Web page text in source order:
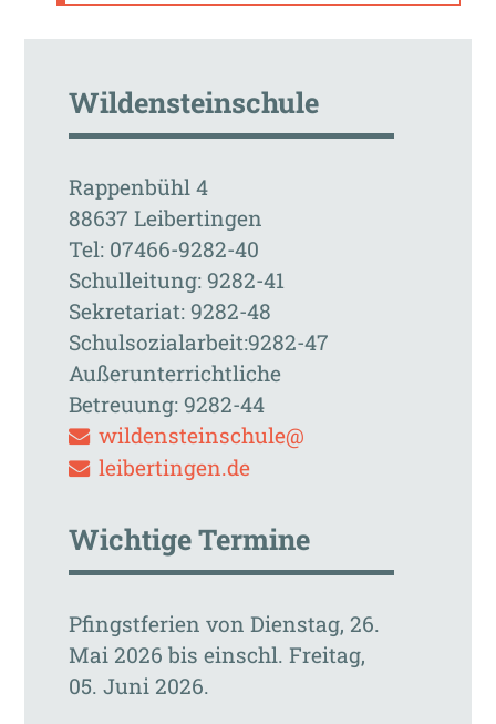
Wildensteinschule
Rappenbühl 4
88637 Leibertingen
Tel: 07466-9282-40
Schulleitung: 9282-41
Sekretariat: 9282-48
Schulsozialarbeit:9282-47
Außerunterrichtliche
Betreuung: 9282-44
wildensteinschule@
leibertingen.de
Wichtige Termine
Pfingstferien von Dienstag, 26.
Mai 2026 bis einschl. Freitag,
05. Juni 2026.